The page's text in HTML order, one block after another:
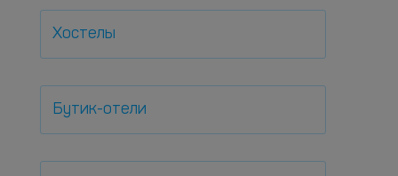
Хостелы
Бутик-отели